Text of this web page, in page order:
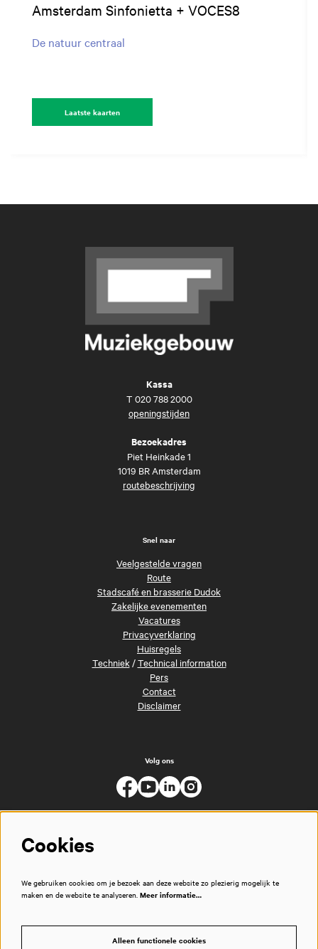
Amsterdam Sinfonietta + VOCES8
De natuur centraal
Laatste kaarten
Kassa
T 020 788 2000
openingstijden
Bezoekadres
Piet Heinkade 1
1019 BR Amsterdam
routebeschrijving
Snel naar
Veelgestelde vragen
Route
Stadscafé en brasserie Dudok
Zakelijke evenementen
Vacatures
Privacyverklaring
Huisregels
Techniek/Technical information
Pers
Contact
Disclaimer
Volg ons
Cookies
We gebruiken cookies om je bezoek aan deze website zo plezierig mogelijk te
maken en de website te analyseren. Meer informatie…
Alleen functionele cookies